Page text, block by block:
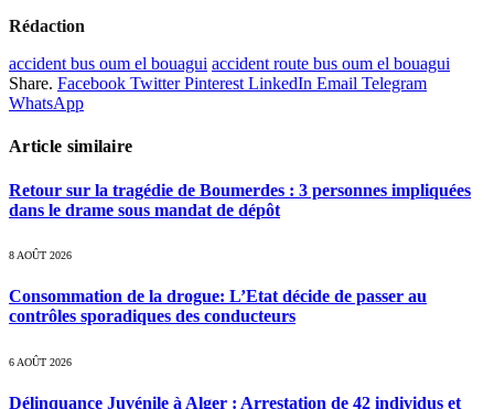
Rédaction
accident bus oum el bouagui accident route bus oum el bouagui
Share. Facebook Twitter Pinterest LinkedIn Email Telegram
WhatsApp
Article similaire
Retour sur la tragédie de Boumerdes : 3 personnes impliquées
dans le drame sous mandat de dépôt
8 AOÛT 2026
Consommation de la drogue: L’Etat décide de passer au
contrôles sporadiques des conducteurs
6 AOÛT 2026
Délinquance Juvénile à Alger : Arrestation de 42 individus et